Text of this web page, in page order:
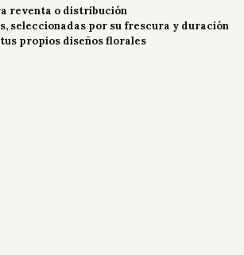
reventa o distribución
seleccionadas por su frescura y duración
propios diseños florales